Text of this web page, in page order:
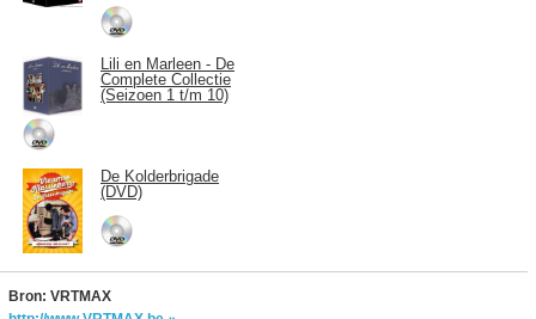
Lili en Marleen - De
Complete Collectie
(Seizoen 1 t/m 10)
De Kolderbrigade
(DVD)
Bron: VRTMAX